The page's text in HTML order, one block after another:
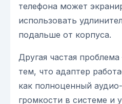
телефона может
использовать
подальше от корпуса.
Другая частая
тем, что адаптер
как полноценный
громкости в системе и